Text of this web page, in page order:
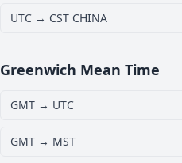
UTC → CST CHINA
Greenwich Mean Time
GMT → UTC
GMT → MST